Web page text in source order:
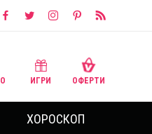
ИГРИ ОФЕРТИ
ХОРОСКОП